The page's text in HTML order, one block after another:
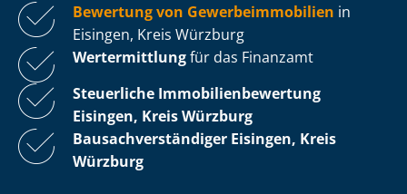
Bewertung von Ge­wer­be­im­mo­bi­li­en in
Eisingen, Kreis Würzburg
Wertermittlungfür das Finanzamt
Steuerliche Im­mo­bi­li­en­be­wer­tung
Eisingen, Kreis Würzburg
Bau­sach­ver­stän­di­ger Eisingen, Kreis
Würzburg